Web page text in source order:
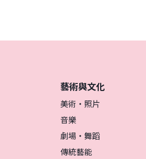
藝術與文化
美術・照片
音樂
劇場・舞蹈
傳統藝能